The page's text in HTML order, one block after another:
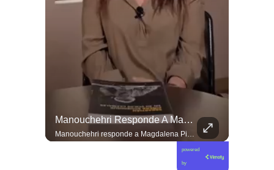
Manouchehri Responde A Magdalena Piñera: “Les Molesta Que Toquemos A Los Que Se Creían Intocables”, , El Diputado Daniel Manouchehri (PS) Respondió A Los Dichos...
Manouchehri responde a Magdalena Piñera: “Les molesta que toquemos a los que se creían intocables” El diputado Daniel Manouchehri (PS) respondió a los dichos de Magdalena Piñera, hija del expresidente Sebastián Piñera, quien en una entrevista afirmó que “no quiero un Congreso lleno de Manouchehris (…) nadie lo sigue”, en el marco de una reflexión sobre el debate público y el legado del exmandatario. El parlamentario por la Región de Coquimbo defendió su trabajo legislativo y fiscalizador, apuntando a que su respaldo ciudadano y sus acciones contra redes de poder contradicen las críticas formuladas por la hija del exmandatario. “Magdalena Piñera dice que nadie nos sigue. Los casi 100 mil votos en la última elección, récord histórico para un parlamentario en mi región, dicen otra cosa. Ese respaldo es un mandato para enfrentar los abusos de los poderosos. Nuestras acusaciones constitucionales terminaron con tres jueces destituidos y nuestras denuncias abrieron investigaciones penales en el Caso Hermosilla, entre ellas la que investiga a Chadwick”, indicó Manouchehri.
powered
by